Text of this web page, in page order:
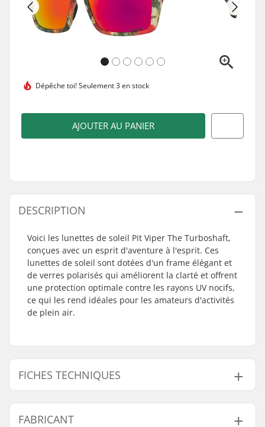
Dépêche toi!Seulement 3 en stock
AJOUTER AU PANIER
DESCRIPTION
Voici les lunettes de soleil Pit Viper The Turboshaft,
conçues avec un esprit d'aventure à l'esprit. Ces
lunettes de soleil sont dotées d'un frame élégant et
de verres polarisés qui améliorent la clarté et offrent
une protection optimale contre les rayons UV nocifs,
ce qui les rend idéales pour les amateurs d'activités
de plein air.
FICHES TECHNIQUES
D'autres
technologies:
HDPV, Mirror
FABRICANT